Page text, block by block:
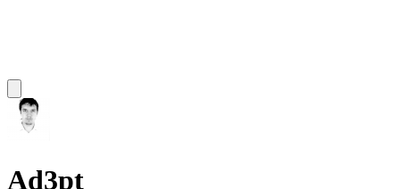
Ad3pt